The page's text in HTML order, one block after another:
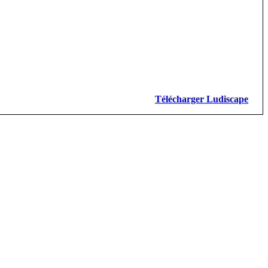
Télécharger Ludiscape